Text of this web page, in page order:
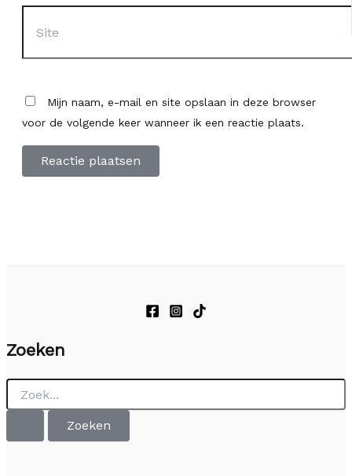
Mijn naam, e-mail en site opslaan in deze browser
voor de volgende keer wanneer ik een reactie plaats.
Zoeken
Zoek
naar: